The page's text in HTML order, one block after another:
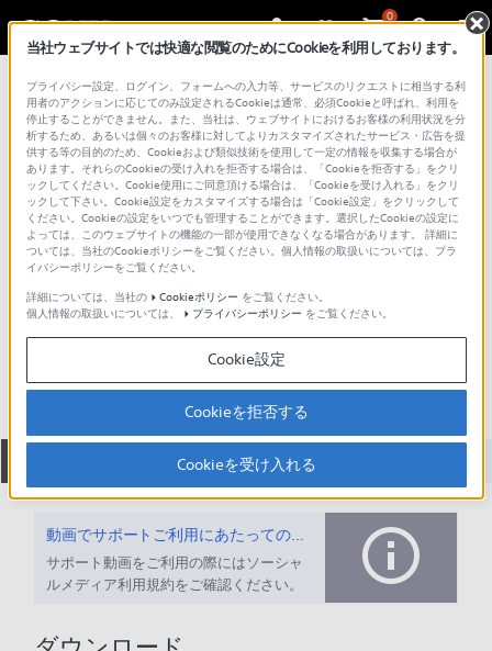
0
総合サポート・お問い合わせ その他カメラアクセサリー
PCK-LG1
ダウンロード 取扱説明書
動画でサポートご利用にあたってのお願い
サポート動画をご利用の際にはソーシャ
ルメディア利用規約をご確認ください。
当社ウェブサイトでは快適な閲覧のためにCookieを利用しております。
プライバシー設定、ログイン、フォームへの入力等、サービスのリクエストに相当する利
用者のアクションに応じてのみ設定されるCookieは通常、必須Cookieと呼ばれ、利用を
停止することができません。また、当社は、ウェブサイトにおけるお客様の利用状況を分
析するため、あるいは個々のお客様に対してよりカスタマイズされたサービス・広告を提
供する等の目的のため、Cookieおよび類似技術を使用して一定の情報を収集する場合が
あります。それらのCookieの受け入れを拒否する場合は、「Cookieを拒否する」をクリ
ックしてください。Cookie使用にご同意頂ける場合は、「Cookieを受け入れる」をクリ
ックして下さい。Cookie設定をカスタマイズする場合は「Cookie設定」をクリックして
ください。Cookieの設定をいつでも管理することができます。選択したCookieの設定に
よっては、このウェブサイトの機能の一部が使用できなくなる場合があります。 詳細に
ついては、当社のCookieポリシーをご覧ください。個人情報の取扱いについては、プラ
イバシーポリシーをご覧ください。
詳細については、当社の
Cookieポリシー をご覧ください。
個人情報の取扱いについては、
プライバシーポリシー をご覧ください。
Cookie設定
Cookieを拒否する
Cookieを受け入れる